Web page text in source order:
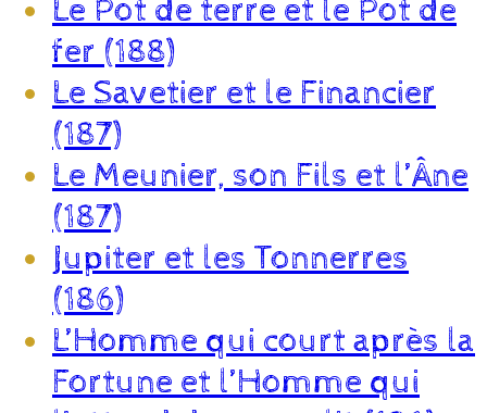
Le Pot de terre et le Pot de
fer (188)
Le Savetier et le Financier
(187)
Le Meunier, son Fils et l’Âne
(187)
Jupiter et les Tonnerres
(186)
L’Homme qui court après la
Fortune et l’Homme qui